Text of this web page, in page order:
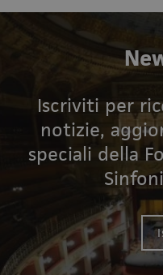
Iscriviti per
notizie,
speciali della